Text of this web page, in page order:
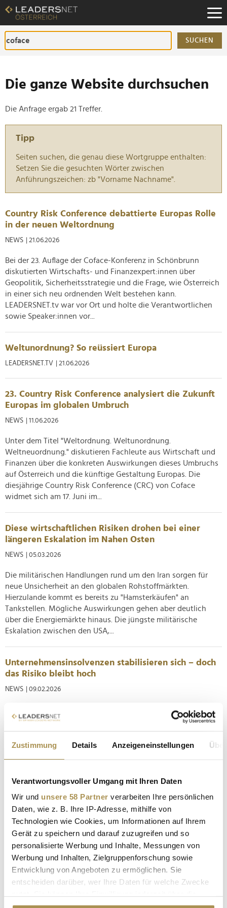
Zustimmung Details Anzeigeneinstellungen
Verantwortungsvoller Umgang mit Ihren Daten
Wir und unsere 58 Partner verarbeiten Ihre persönlichen
Daten, wie z. B. Ihre IP-Adresse, mithilfe von
Technologien wie Cookies, um Informationen auf Ihrem
Gerät zu speichern und darauf zuzugreifen und so
personalisierte Werbung und Inhalte, Messungen von
Werbung und Inhalten, Zielgruppenforschung sowie
Entwicklung von Angeboten zu ermöglichen. Sie
entscheiden darüber, wer Ihre Daten für welche Zwecke
Cookie-Erklärung oder durch Klicken auf das Privacy
Zum
Inhalt
Zur
Fußzeilen-
Navigation
SUCHEN
Die ganze Website durchsuchen
Die Anfrage ergab 21 Treffer.
Tipp
Seiten suchen, die genau diese Wortgruppe enthalten:
Setzen Sie die gesuchten Wörter zwischen
Anführungszeichen: zb "Vorname Nachname".
Country Risk Conference debattierte Europas Rolle
in der neuen Weltordnung
NEWS | 21.06.2026
Bei der 23. Auflage der Coface-Konferenz in Schönbrunn
diskutierten Wirtschafts- und Finanzexpert:innen über
Geopolitik, Sicherheitsstrategie und die Frage, wie Österreich
in einer sich neu ordnenden Welt bestehen kann.
LEADERSNET.tv war vor Ort und holte die Verantwortlichen
sowie Speaker:innen vor...
Weltunordnung? So reüssiert Europa
LEADERSNET.TV | 21.06.2026
23. Country Risk Conference analysiert die Zukunft
Europas im globalen Umbruch
NEWS | 11.06.2026
Unter dem Titel "Weltordnung. Weltunordnung.
Weltneuordnung." diskutieren Fachleute aus Wirtschaft und
Finanzen über die konkreten Auswirkungen dieses Umbruchs
auf Österreich und die künftige Gestaltung Europas. Die
diesjährige Country Risk Conference (CRC) von Coface
widmet sich am 17. Juni im...
Diese wirtschaftlichen Risiken drohen bei einer
längeren Eskalation im Nahen Osten
NEWS | 05.03.2026
Die militärischen Handlungen rund um den Iran sorgen für
neue Unsicherheit an den globalen Rohstoffmärkten.
Hierzulande kommt es bereits zu "Hamsterkäufen" an
Tankstellen. Mögliche Auswirkungen gehen aber deutlich
über die Energiemärkte hinaus. Die jüngste militärische
Eskalation zwischen den USA,...
Unternehmensinsolvenzen stabilisieren sich – doch
das Risiko bleibt hoch
NEWS | 09.02.2026
Trotz sinkender Leitzinsen und genereller geldpolitischer
Entspannung in den letzten zwei Jahren dürfte die Zahl der
globalen Firmenpleiten heuer zwar weiterhin steigen, im
Vergleich zu den Vorjahren aber recht moderat. Im
Weltwirtschaft erweist sich trotz geopolitischer
Spannungen als stabil
NEWS | 06.11.2025
Eine großangelegte Länder- und Branchenbewertung sieht
die globale Konjunktur im Spannungsfeld zwischen
(US-)Zöllen und Zuversicht. Österreich befindet sich im A3-
Handelsturbulenzen der ersten...